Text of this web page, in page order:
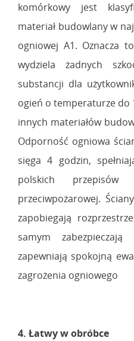
komórkowy jest
materiał budowlany w
ogniowej A1. Oznacza
wydziela żadnych
substancji dla
ogień o temperaturze do
innych materiałów
Odporność ogniowa
sięga 4 godzin,
polskich
przeciwpożarowej.
zapobiegają
samym
zapewniają spokojną
zagrożenia ogniowego
4. Łatwy w obróbce